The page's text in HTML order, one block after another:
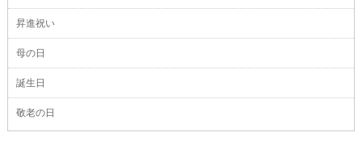
昇進祝い
母の日
誕生日
敬老の日